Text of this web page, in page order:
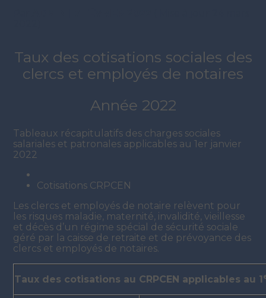
Taux des cotisations sociales des
clercs et employés de notaires
Année 2022
Tableaux récapitulatifs des charges sociales
salariales et patronales applicables au 1er janvier
2022
Cotisations CRPCEN
Les clercs et employés de notaire relèvent pour
les risques maladie, maternité, invalidité, vieillesse
et décès d’un régime spécial de sécurité sociale
géré par la caisse de retraite et de prévoyance des
clercs et employés de notaires.
Taux des cotisations au CRPCEN applicables au 1